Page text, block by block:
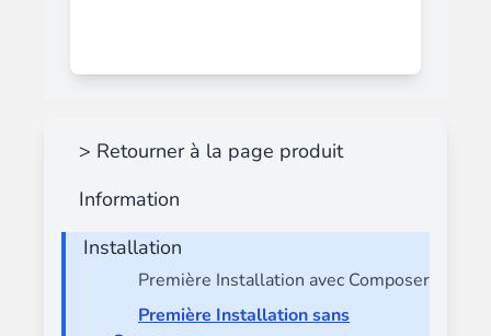
> Retourner à la page produit
Information
Installation
Première Installation avec Composer
Première Installation sans